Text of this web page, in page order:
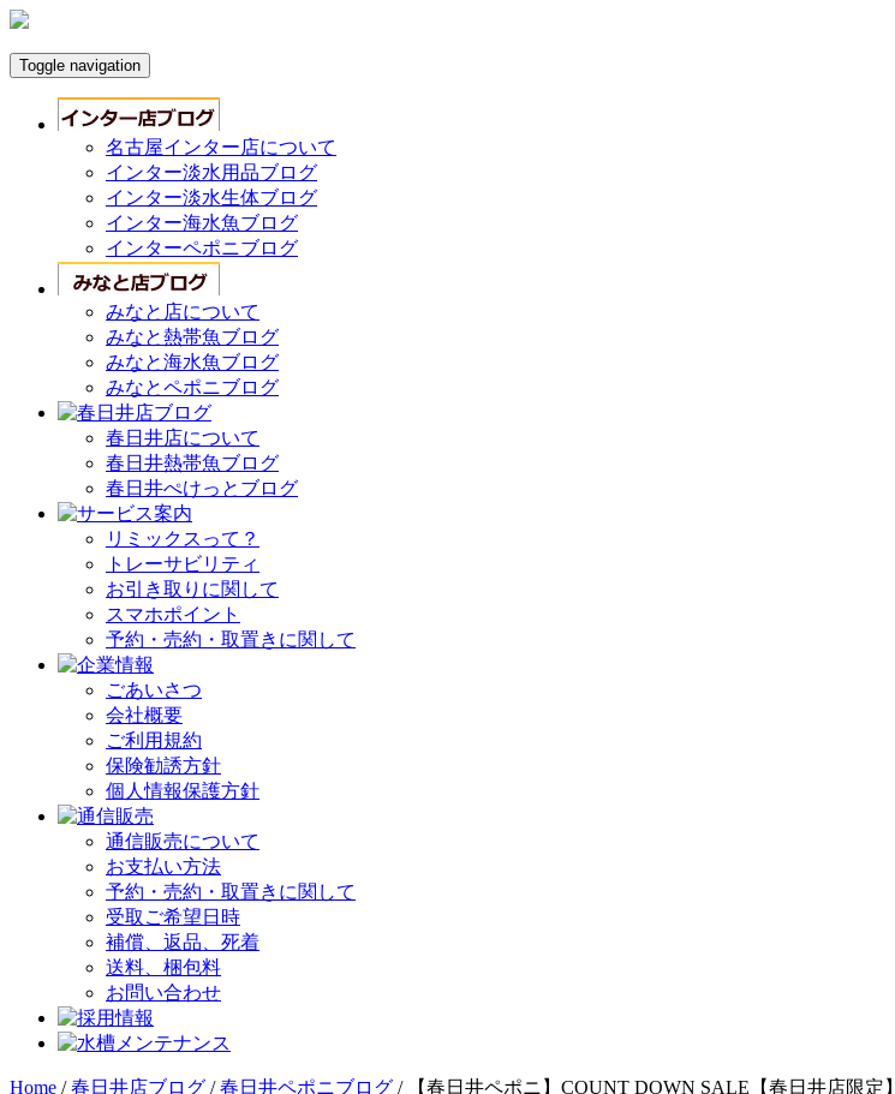
Toggle navigation
名古屋インター店について
インター淡水用品ブログ
インター淡水生体ブログ
インター海水魚ブログ
インターペポニブログ
みなと店について
みなと熱帯魚ブログ
みなと海水魚ブログ
みなとペポニブログ
春日井店について
春日井熱帯魚ブログ
春日井ぺけっとブログ
リミックスって？
トレーサビリティ
お引き取りに関して
スマホポイント
予約・売約・取置きに関して
ごあいさつ
会社概要
ご利用規約
保険勧誘方針
個人情報保護方針
通信販売について
お支払い方法
予約・売約・取置きに関して
受取ご希望日時
補償、返品、死着
送料、梱包料
お問い合わせ
Home /春日井店ブログ /春日井ペポニブログ / 【春日井ペポニ】COUNT DOWN SALE【春日井店限定】